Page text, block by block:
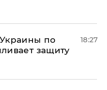
по
защиту
18:27